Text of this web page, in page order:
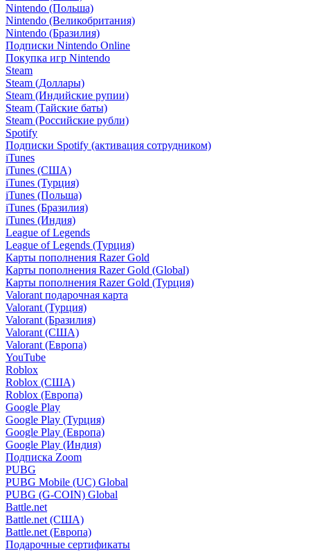
Nintendo (Польша)
Nintendo (Великобритания)
Nintendo (Бразилия)
Подписки Nintendo Online
Покупка игр Nintendo
Steam
Steam (Доллары)
Steam (Индийские рупии)
Steam (Тайские баты)
Steam (Российские рубли)
Spotify
Подписки Spotify (активация сотрудником)
iTunes
iTunes (США)
iTunes (Турция)
iTunes (Польша)
iTunes (Бразилия)
iTunes (Индия)
League of Legends
League of Legends (Турция)
Карты пополнения Razer Gold
Карты пополнения Razer Gold (Global)
Карты пополнения Razer Gold (Турция)
Valorant подарочная карта
Valorant (Турция)
Valorant (Бразилия)
Valorant (США)
Valorant (Европа)
YouTube
Roblox
Roblox (США)
Roblox (Европа)
Google Play
Google Play (Турция)
Google Play (Европа)
Google Play (Индия)
Подписка Zoom
PUBG
PUBG Mobile (UC) Global
PUBG (G-COIN) Global
Battle.net
Battle.net (США)
Battle.net (Европа)
Подарочные сертификаты